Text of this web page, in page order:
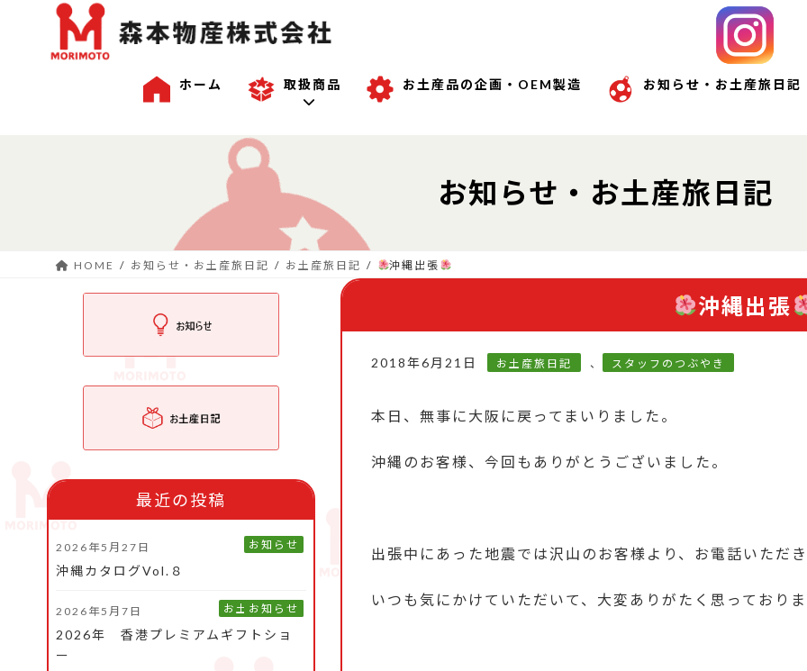
ホーム 取扱商品
一般商品
沖縄商品
お土産品の企画・OEM製造 お知らせ・お土産旅日記
お知らせ・お土産旅日記
HOME お知らせ・お土産旅日記 お土産旅日記 沖縄出張
沖縄出張
2018年6月21日 お土産旅日記 、 スタッフのつぶやき
本日、無事に大阪に戻ってまいりました。
沖縄のお客様、今回もありがとうございました。
出張中にあった地震では沢山のお客様より、お電話いただ
いつも気にかけていただいて、大変ありがたく思っており
最近の投稿
2026年5月27日 お知らせ
沖縄カタログVol.８
2026年5月7日 お土産旅日記
お知らせ
2026年 香港プレミアムギフトショ
ー